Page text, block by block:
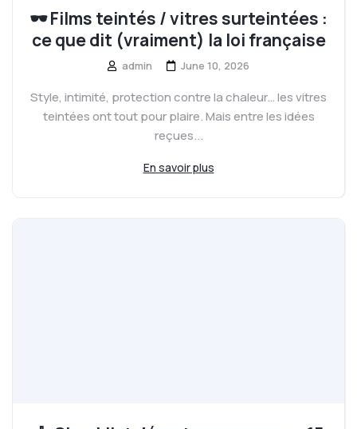
🕶️ Films teintés / vitres surteintées :
ce que dit (vraiment) la loi française
admin June 10, 2026
Style, intimité, protection contre la chaleur… les vitres
teintées ont tout pour plaire. Mais entre les idées
reçues...
En savoir plus